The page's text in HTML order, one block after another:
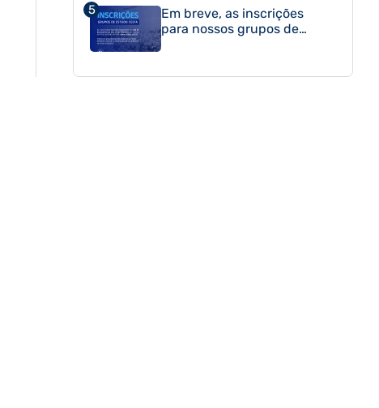
Em breve, as inscrições
para nossos grupos de